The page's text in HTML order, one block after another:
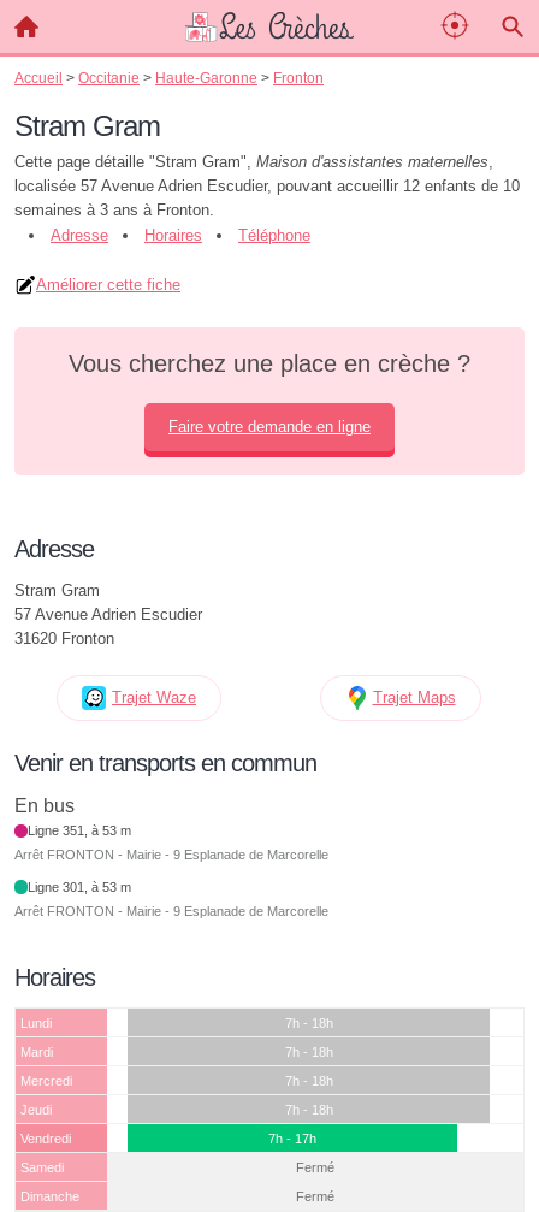
Accueil > Occitanie > Haute-Garonne > Fronton
Stram Gram
Cette page détaille "Stram Gram", Maison d'assistantes maternelles,
localisée 57 Avenue Adrien Escudier, pouvant accueillir 12 enfants de 10
semaines à 3 ans à Fronton.
Adresse
Horaires Téléphone
Améliorer cette fiche
Vous cherchez une place en crèche ?
Faire votre demande en ligne
Adresse
Stram Gram
57 Avenue Adrien Escudier
31620 Fronton
Trajet Waze Trajet Maps
Venir en transports en commun
En bus
Ligne 351, à 53 m
Arrêt FRONTON - Mairie - 9 Esplanade de Marcorelle
Ligne 301, à 53 m
Arrêt FRONTON - Mairie - 9 Esplanade de Marcorelle
Horaires
Lundi
7h - 18h
Mardi
7h - 18h
Mercredi
7h - 18h
Jeudi
7h - 18h
Vendredi
7h - 17h
Samedi
Fermé
Dimanche
Fermé